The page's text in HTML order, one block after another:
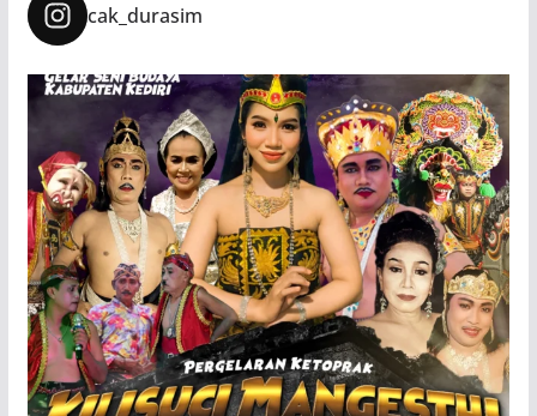
cak_durasim